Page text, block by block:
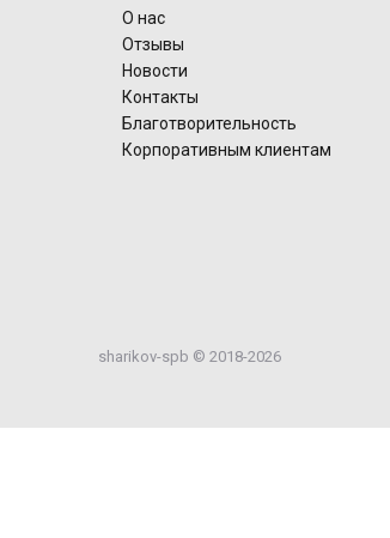
О нас
Отзывы
Новости
Контакты
Благотворительность
Корпоративным клиентам
sharikov-spb © 2018-2026